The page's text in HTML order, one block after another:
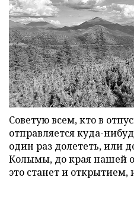
Советую всем, кто в
отправляется куда-
один раз долететь, или
Колымы, до края нашей
это станет и открытием,